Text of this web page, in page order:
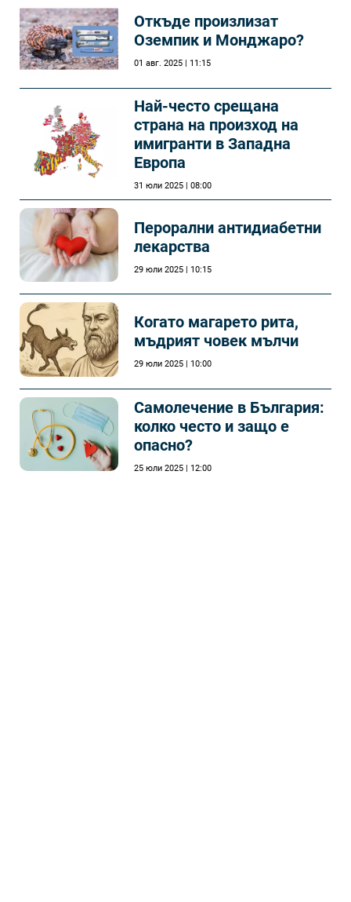
Откъде произлизат
Оземпик и Монджаро?
01 авг. 2025 | 11:15
Най-често срещана
страна на произход на
имигранти в Западна
Европа
31 юли 2025 | 08:00
Перорални антидиабетни
лекарства
29 юли 2025 | 10:15
Когато магарето рита,
мъдрият човек мълчи
29 юли 2025 | 10:00
Самолечeние в България:
колко често и защо е
опасно?
25 юли 2025 | 12:00